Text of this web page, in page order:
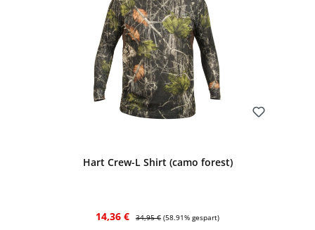
Hart Crew-L Shirt (camo forest)
Verkaufspreis:
14,36 € Regulärer Preis:
34,95 € (58.91% gespart)